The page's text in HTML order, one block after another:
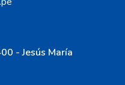
- Jesús María